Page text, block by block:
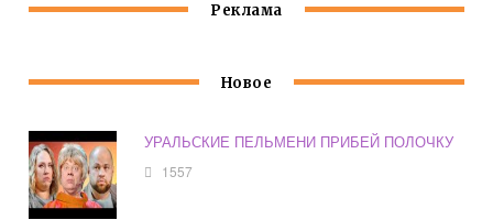
Реклама
Новое
УРАЛЬСКИЕ ПЕЛЬМЕНИ ПРИБЕЙ ПОЛОЧКУ
1557